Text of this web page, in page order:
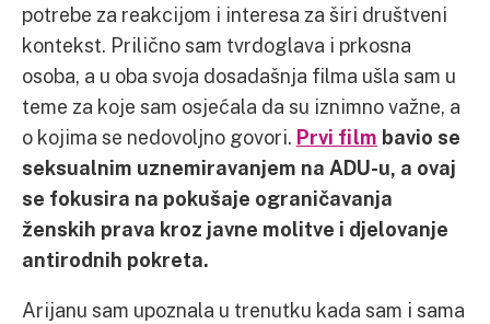
potrebe za reakcijom i interesa za širi društveni
kontekst. Prilično sam tvrdoglava i prkosna
osoba, a u oba svoja dosadašnja filma ušla sam u
teme za koje sam osjećala da su iznimno važne, a
o kojima se nedovoljno govori. Prvi film bavio se
seksualnim uznemiravanjem na ADU-u, a ovaj
se fokusira na pokušaje ograničavanja
ženskih prava kroz javne molitve i djelovanje
antirodnih pokreta.
Arijanu sam upoznala u trenutku kada sam i sama